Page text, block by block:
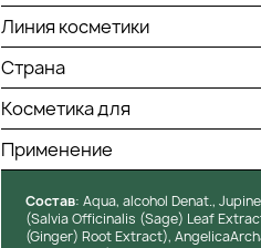
Линия косметики
Страна
Косметика для
Применение
Состав: Aqua, alcohol Denat.,
(Salvia Officinalis (Sage) Leaf
(Ginger) Root Extract),